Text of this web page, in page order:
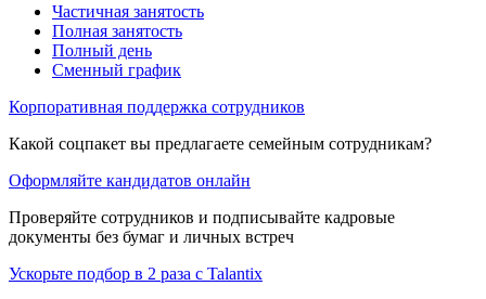
Частичная занятость
Полная занятость
Полный день
Сменный график
Корпоративная поддержка сотрудников
Какой соцпакет вы предлагаете семейным сотрудникам?
Оформляйте кандидатов онлайн
Проверяйте сотрудников и подписывайте кадровые
документы без бумаг и личных встреч
Ускорьте подбор в 2 раза с Talantix